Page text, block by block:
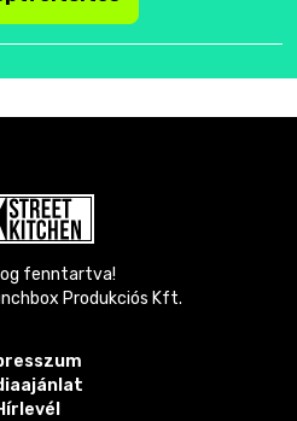
fenntartva!
Produkciós Kft.